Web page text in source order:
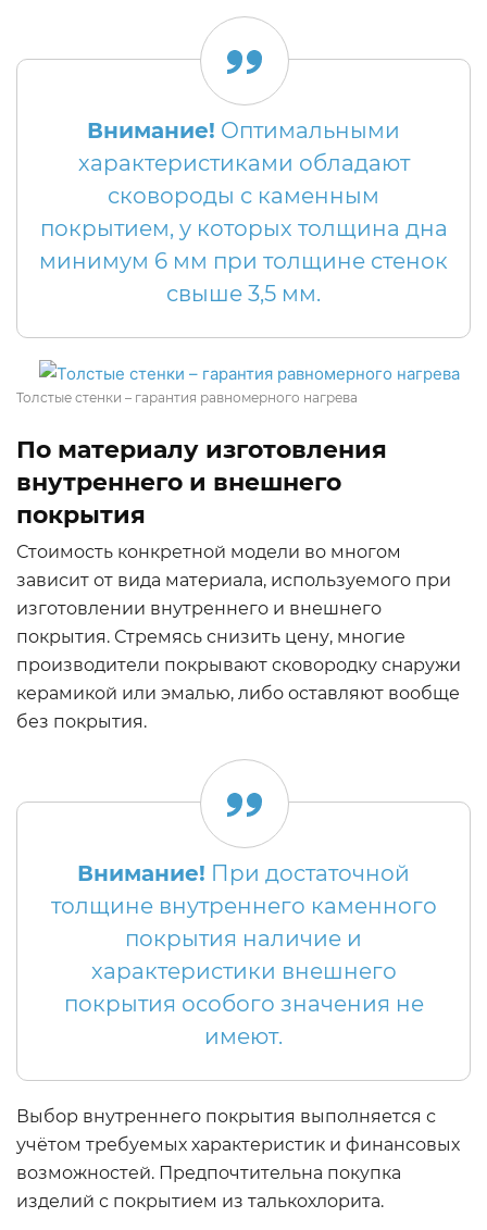
Внимание! Оптимальными
характеристиками обладают
сковороды с каменным
покрытием, у которых толщина дна
минимум 6 мм при толщине стенок
свыше 3,5 мм.
Толстые стенки – гарантия равномерного нагрева
По материалу изготовления
внутреннего и внешнего
покрытия
Стоимость конкретной модели во многом
зависит от вида материала, используемого при
изготовлении внутреннего и внешнего
покрытия. Стремясь снизить цену, многие
производители покрывают сковородку снаружи
керамикой или эмалью, либо оставляют вообще
без покрытия.
Внимание! При достаточной
толщине внутреннего каменного
покрытия наличие и
характеристики внешнего
покрытия особого значения не
имеют.
Выбор внутреннего покрытия выполняется с
учётом требуемых характеристик и финансовых
возможностей. Предпочтительна покупка
изделий с покрытием из талькохлорита.